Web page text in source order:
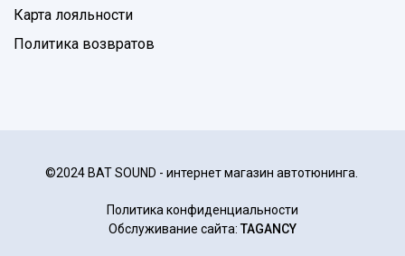
Карта лояльности
Политика возвратов
©2024 BAT SOUND - интернет магазин автотюнинга.
Политика конфиденциальности
Обслуживание сайта: TAGANCY